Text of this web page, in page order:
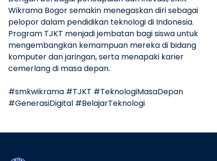
Wikrama Bogor semakin menegaskan diri sebagai
pelopor dalam pendidikan teknologi di Indonesia.
Program TJKT menjadi jembatan bagi siswa untuk
mengembangkan kemampuan mereka di bidang
komputer dan jaringan, serta menapaki karier
cemerlang di masa depan.
#smkwikrama #TJKT #TeknologiMasaDepan
#GenerasiDigital #BelajarTeknologi